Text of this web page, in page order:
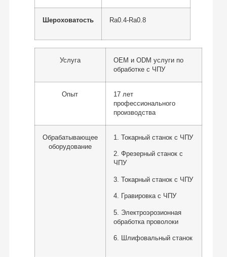
Шероховатость Ra0.4-Ra0.8
Услуга
OEM и ODM услуги по
обработке с ЧПУ
Опыт
17 лет
профессионального
производства
Обрабатывающее
оборудование
1. Токарный станок с ЧПУ
2. Фрезерный станок с
ЧПУ
3. Токарный станок с ЧПУ
4. Гравировка с ЧПУ
5. Электроэрозионная
обработка проволоки
6. Шлифовальный станок